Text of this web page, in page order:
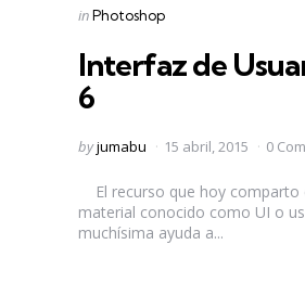
Categories
Posted
inPhotoshop
Interfaz de
6
Posted
byjumabu 15 abril, 2015 0
El recurso que hoy comparto
material conocido como UI o
muchísima ayuda a...